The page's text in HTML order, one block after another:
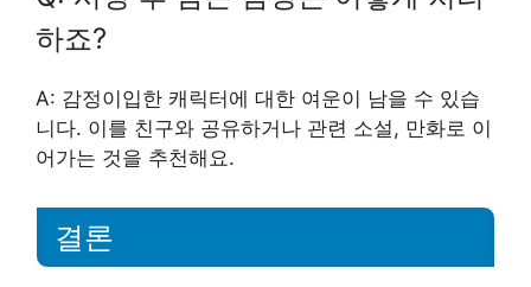
하죠?
A: 감정이입한 캐릭터에 대한 여운이 남을 수 있습
니다. 이를 친구와 공유하거나 관련 소설, 만화로 이
어가는 것을 추천해요.
결론